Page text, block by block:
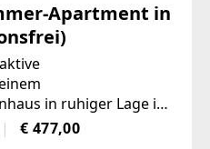
Apartment in
in ruhiger Lage in
bezugsfertig | ca.
neu: Diese 43 m²
€ 477,00